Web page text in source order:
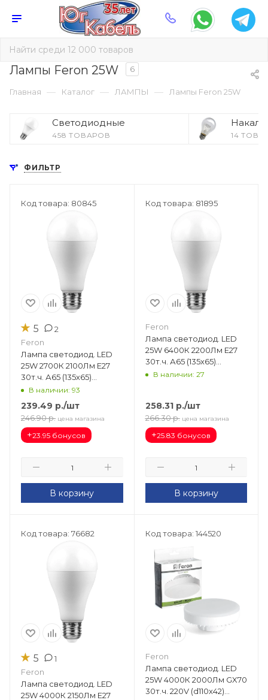
Лампы Feron 25W 6
Главная — Каталог — ЛАМПЫ — Лампы Feron 25W
Светодиодные
458 ТОВАРОВ 14
ФИЛЬТР
Код товара: 80845
★ 5 2
Feron
Лампа светодиод. LED
25W 2700К 2100Лм Е27
30т.ч. А65 (135х65)
(аналог 230W) LB-100 IC
В наличии: 93
239.49 р./шт
246.90 р. цена магазина
+23.95 бонусов
В корзину
Код товара: 81895
Feron
Лампа светодиод. LED
25W 6400К 2200Лм Е27
30т.ч. А65 (135х65)
(аналог 230W) LB-100 IC
В наличии: 27
258.31р./шт
266.30 р. цена магазина
+25.83 бонусов
В корзину
Код товара: 76682
★ 5 1
Feron
Лампа светодиод. LED
25W 4000К 2150Лм Е27
Код товара: 144520
Feron
Лампа светодиод. LED
25W 4000К 2000Лм GX70
30т.ч. 220V (d110х42)